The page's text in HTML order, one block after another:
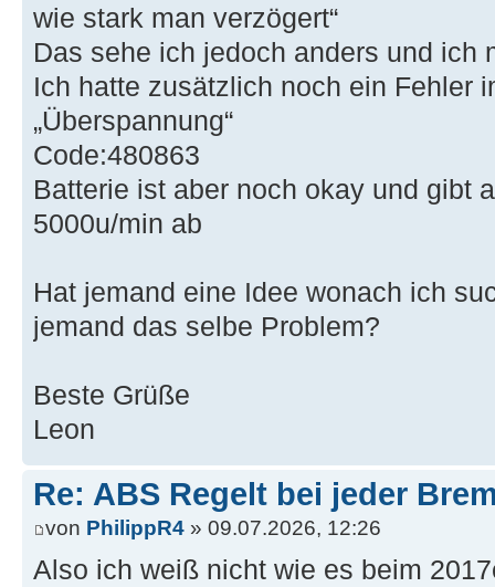
wie stark man verzögert“
Das sehe ich jedoch anders und ich
Ich hatte zusätzlich noch ein Fehler
„Überspannung“
Code:480863
Batterie ist aber noch okay und gibt
5000u/min ab
Hat jemand eine Idee wonach ich
jemand das selbe Problem?
Beste Grüße
Leon
Re: ABS Regelt bei jeder
von PhilippR4 » 09.07.2026, 12:26
Also ich weiß nicht wie es beim